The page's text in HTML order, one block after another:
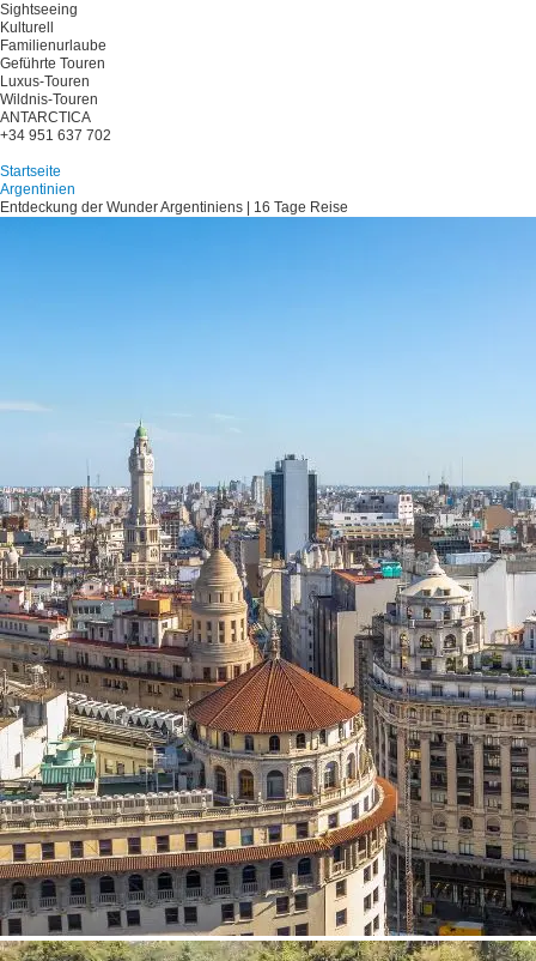
Sightseeing
Kulturell
Familienurlaube
Geführte Touren
Luxus-Touren
Wildnis-Touren
ANTARCTICA
+34 951 637 702
Startseite
Argentinien
Entdeckung der Wunder Argentiniens | 16 Tage Reise